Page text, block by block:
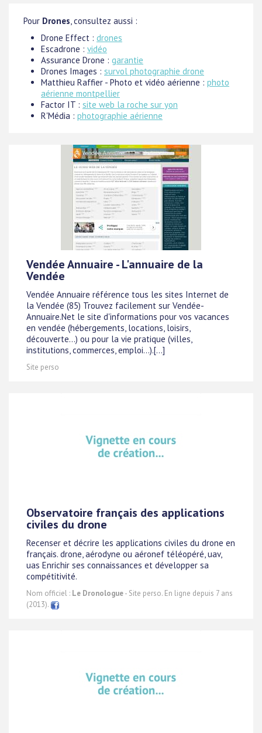
Pour Drones , consultez aussi :
Drone Effect : drones
Escadrone : vidéo
Assurance Drone : garantie
Drones Images : survol photographie drone
Matthieu Raffier - Photo et vidéo aérienne : photo
aérienne montpellier
Factor IT : site web la roche sur yon
R'Média : photographie aérienne
Vendée Annuaire - L'annuaire de la
Vendée
Vendée Annuaire référence tous les sites Internet de
la Vendée (85) Trouvez facilement sur Vendée-
Annuaire.Net le site d'informations pour vos vacances
en vendée (hébergements, locations, loisirs,
découverte...) ou pour la vie pratique (villes,
institutions, commerces, emploi...).[...]
Site perso
Observatoire français des applications
civiles du drone
Recenser et décrire les applications civiles du drone en
français. drone, aérodyne ou aéronef téléopéré, uav,
uas Enrichir ses connaissances et développer sa
compétitivité.
Nom officiel : Le Dronologue- Site perso. En ligne depuis 7 ans
(2013).